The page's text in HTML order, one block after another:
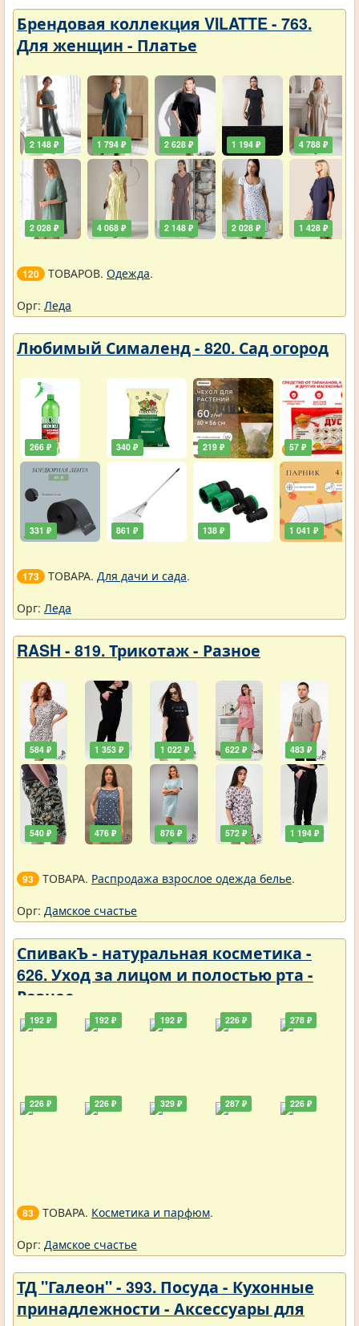
Брендовая коллекция VILATTE - 763.
Для женщин - Платье
2 148 ₽
2 028 ₽
1 794 ₽
4 068 ₽
2 628 ₽
2 148 ₽
1 194 ₽
2 028 ₽
4 788 ₽
1 428 ₽
120 ТОВАРОВ. Одежда.
Орг: Леда
Любимый Сималенд - 820. Сад огород
266 ₽
331 ₽
340 ₽
861 ₽
219 ₽
138 ₽
57 ₽
1 041 ₽
173 ТОВАРА. Для дачи и сада.
Орг: Леда
RASH - 819. Трикотаж - Разное
584 ₽
540 ₽
1 353 ₽
476 ₽
1 022 ₽
876 ₽
622 ₽
572 ₽
483 ₽
1 194 ₽
93 ТОВАРА. Распродажа взрослое одежда белье.
Орг: Дамское счастье
СпивакЪ - натуральная косметика -
626. Уход за лицом и полостью рта -
Разное
192 ₽
226 ₽
192 ₽
226 ₽
192 ₽
329 ₽
226 ₽
287 ₽
278 ₽
226 ₽
83 ТОВАРА. Косметика и парфюм.
Орг: Дамское счастье
ТД "Галеон" - 393. Посуда - Кухонные
принадлежности - Аксессуары для